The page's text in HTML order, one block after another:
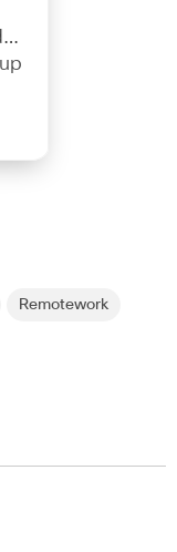
Remotework